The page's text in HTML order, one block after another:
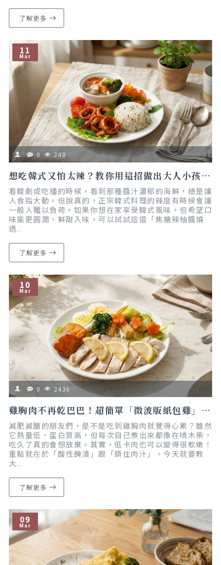
了解更多
11
Mar
0 248
想吃韓式又怕太辣？教你用這招做出大人小孩都愛的「焦糖辣柚醬燒透抽」｜懶人食譜｜減脂友善
看韓劇或吃播的時候，看到那種醬汁濃郁的海鮮，總是讓
人食指大動。但說真的，正宗韓式料理的辣度有時候會讓
一般人難以負荷。如果你想在家享受韓式風味，但希望口
味能更圓潤、鮮甜入味，可以試試這道「焦糖辣柚醬燒
透..
了解更多
10
Mar
0 2436
雞胸肉不再乾巴巴！超簡單「微波版紙包雞」教學，果醋＋胡椒鹽是美味關鍵｜懶人食譜｜減脂友善
減肥減醣的朋友們，是不是吃到雞胸肉就覺得心累？雖然
它熱量低、蛋白質高，但每次自己煮出來都像在啃木柴，
吃久了真的會想放棄。其實，低卡肉也可以變得很軟嫩！
重點就在於「酸性醃漬」跟「鎖住肉汁」。今天就要教
大..
了解更多
09
Mar